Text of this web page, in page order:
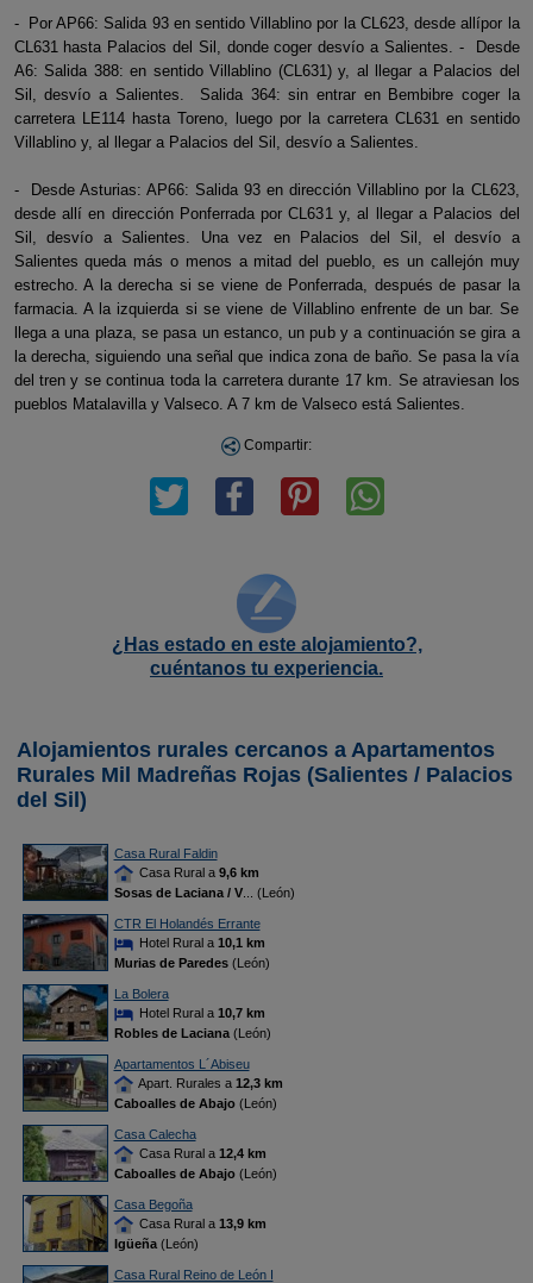
- Por AP66: Salida 93 en sentido Villablino por la CL623, desde allípor la
CL631 hasta Palacios del Sil, donde coger desvío a Salientes. - Desde
A6: Salida 388: en sentido Villablino (CL631) y, al llegar a Palacios del
Sil, desvío a Salientes. Salida 364: sin entrar en Bembibre coger la
carretera LE114 hasta Toreno, luego por la carretera CL631 en sentido
Villablino y, al llegar a Palacios del Sil, desvío a Salientes.
- Desde Asturias: AP66: Salida 93 en dirección Villablino por la CL623,
desde allí en dirección Ponferrada por CL631 y, al llegar a Palacios del
Sil, desvío a Salientes. Una vez en Palacios del Sil, el desvío a
Salientes queda más o menos a mitad del pueblo, es un callejón muy
estrecho. A la derecha si se viene de Ponferrada, después de pasar la
farmacia. A la izquierda si se viene de Villablino enfrente de un bar. Se
llega a una plaza, se pasa un estanco, un pub y a continuación se gira a
la derecha, siguiendo una señal que indica zona de baño. Se pasa la vía
del tren y se continua toda la carretera durante 17 km. Se atraviesan los
pueblos Matalavilla y Valseco. A 7 km de Valseco está Salientes.
Compartir:
¿Has estado en este alojamiento?,
cuéntanos tu experiencia.
Alojamientos rurales cercanos a Apartamentos
Rurales Mil Madreñas Rojas (Salientes / Palacios
del Sil)
Casa Rural Faldin
Casa Rural a 9,6 km
Sosas de Laciana / V... (León)
CTR El Holandés Errante
Hotel Rural a 10,1 km
Murias de Paredes(León)
La Bolera
Hotel Rural a 10,7 km
Robles de Laciana(León)
Apartamentos L´Abiseu
Apart. Rurales a 12,3 km
Caboalles de Abajo(León)
Casa Calecha
Casa Rural a 12,4 km
Caboalles de Abajo(León)
Casa Begoña
Casa Rural a 13,9 km
Igüeña(León)
Casa Rural Reino de León I